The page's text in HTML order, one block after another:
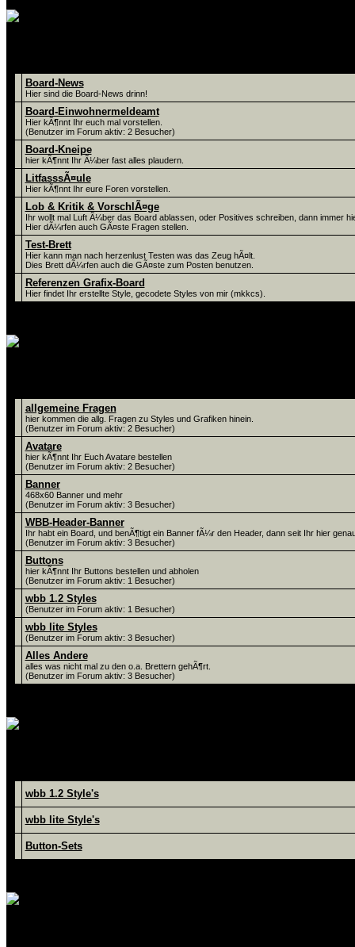
Board-News
Hier sind die Board-News drinn!
Board-Einwohnermeldeamt
Hier kÃ¶nnt Ihr euch mal vorstellen.
(Benutzer im Forum aktiv: 2 Besucher)
Board-Kneipe
hier kÃ¶nnt Ihr Ã¼ber fast alles plaudern.
LitfasssÃ¤ule
Hier kÃ¶nnt Ihr eure Foren vorstellen.
Lob & Kritik & VorschlÃ¤ge
Ihr wollt mal Luft Ã¼ber das Board ablassen, oder Positives schreiben, dann immer
Hier dÃ¼rfen auch GÃ¤ste Fragen stellen.
Test-Brett
Hier kann man nach herzenlust Testen was das Zeug hÃ¤lt.
Dies Brett dÃ¼rfen auch die GÃ¤ste zum Posten benutzen.
Referenzen Grafix-Board
Hier findet Ihr erstellte Style, gecodete Styles von mir (mkkcs).
allgemeine Fragen
hier kommen die allg. Fragen zu Styles und Grafiken hinein.
(Benutzer im Forum aktiv: 2 Besucher)
Avatare
hier kÃ¶nnt Ihr Euch Avatare bestellen
(Benutzer im Forum aktiv: 2 Besucher)
Banner
468x60 Banner und mehr
(Benutzer im Forum aktiv: 3 Besucher)
WBB-Header-Banner
Ihr habt ein Board, und benÃ¶tigt ein Banner fÃ¼r den Header, dann seit Ihr hier
(Benutzer im Forum aktiv: 3 Besucher)
Buttons
hier kÃ¶nnt Ihr Buttons bestellen und abholen
(Benutzer im Forum aktiv: 1 Besucher)
wbb 1.2 Styles
(Benutzer im Forum aktiv: 1 Besucher)
wbb lite Styles
(Benutzer im Forum aktiv: 3 Besucher)
Alles Andere
alles was nicht mal zu den o.a. Brettern gehÃ¶rt.
(Benutzer im Forum aktiv: 3 Besucher)
wbb 1.2 Style's
wbb lite Style's
Button-Sets